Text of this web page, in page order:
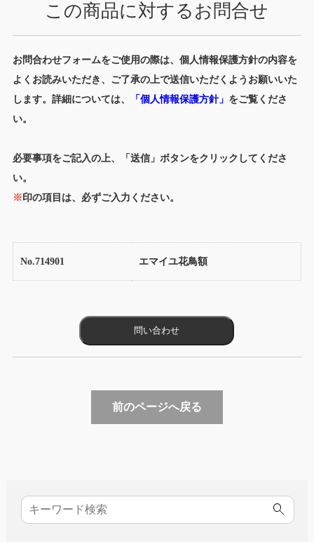
この商品に対するお問合せ
お問合わせフォームをご使用の際は、個人情報保護方針の内容を
よくお読みいただき、ご了承の上で送信いただくようお願いいた
します。詳細については、
「個人情報保護方針」 をご覧くださ
い。
必要事項をご記入の上、「送信」ボタンをクリックしてくださ
い。
※印の項目は、必ずご入力ください。
No.714901 エマイユ花鳥額
前のページへ戻る